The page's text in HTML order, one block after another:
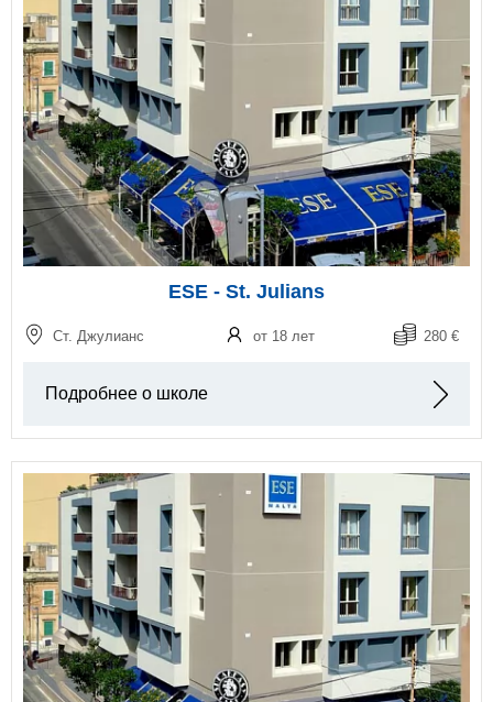
ESE - St. Julians
Ст. Джулианс от 18 лет 280 €
Подробнее о школе